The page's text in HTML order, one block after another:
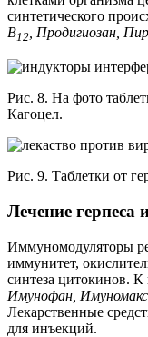
синтетического
В12 , Продигиозан,
Рис. 8. На фото
Кагоцел.
Рис. 9. Таблетки от
Лечение
Иммуномодуляторы
иммунитет,
синтеза цитокинов. К
Имунофан,
Лекарственные
для инъекций.